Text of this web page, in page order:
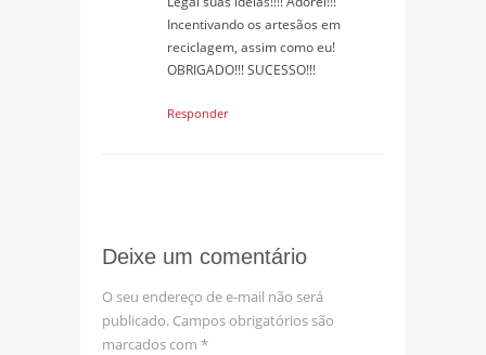
Incentivando os artesãos em
reciclagem, assim como eu!
OBRIGADO!!! SUCESSO!!!
Responder
Deixe um comentário
O seu endereço de e-mail não será
publicado. Campos obrigatórios são
marcados com *